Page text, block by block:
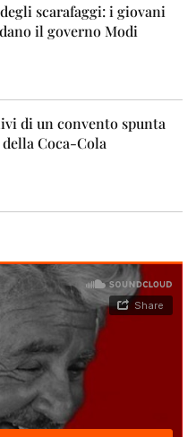
scarafaggi: i giovani
il governo Modi
di un convento spunta
Coca-Cola